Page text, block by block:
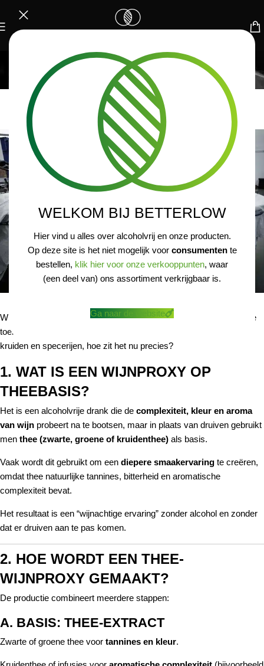
WELKOM BIJ BETTERLOW
Hier vind u alles over alcoholvrij en onze producten.
Op deze site is het niet mogelijk voor consumentente
bestellen, klik hier voor onze verkooppunten, waar
(een deel van) ons assortiment verkrijgbaar is.
Ga naar de website
BLOG
Home/Kennisbank
KENNISBANK
Wat is een wine proxy?
Wijn proxy, voor velen een belangrijke categorie van de alcoholvrije
toekomst. Gefermenteerde thee, vruchten met toevoeging van
kruiden en specerijen, hoe zit het nu precies?
1. WAT IS EEN WIJNPROXY OP
THEEBASIS?
Het is een alcoholvrije drank die de complexiteit, kleur en aroma
van wijn probeert na te bootsen, maar in plaats van druiven gebruikt
men thee (zwarte, groene of kruidenthee) als basis.
Vaak wordt dit gebruikt om een diepere smaakervaring te creëren,
omdat thee natuurlijke tannines, bitterheid en aromatische
complexiteit bevat.
Het resultaat is een “wijnachtige ervaring” zonder alcohol en zonder
dat er druiven aan te pas komen.
2. HOE WORDT EEN THEE-
WIJNPROXY GEMAAKT?
De productie combineert meerdere stappen:
A. BASIS: THEE-EXTRACT
Zwarte of groene thee voor tannines en kleur.